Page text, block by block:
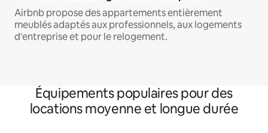
Airbnb propose des appartements entièrement
meublés adaptés aux professionnels, aux logements
d'entreprise et pour le relogement.
Équipements populaires pour des
locations moyenne et longue durée